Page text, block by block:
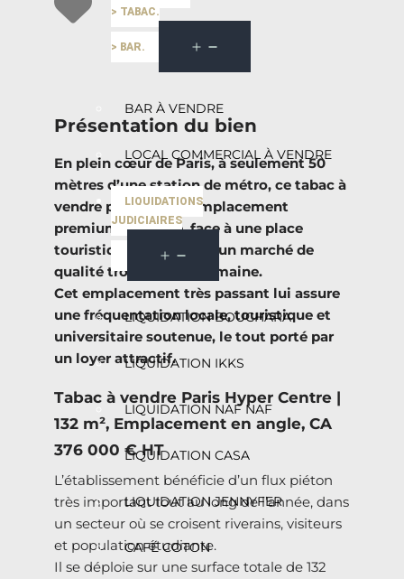
> TABAC.
> BAR.
BAR À VENDRE
LOCAL COMMERCIAL À VENDRE
LIQUIDATIONS
JUDICIAIRES
LIQUIDATION BOUCHARA
LIQUIDATION IKKS
LIQUIDATION NAF NAF
LIQUIDATION CASA
LIQUIDATION JENNYFER
CAFÉ COTON
Présentation du bien
En plein cœur de Paris, à seulement 50
mètres d’une station de métro, ce tabac à
vendre profite d’un emplacement
premium en angle, face à une place
touristique animée par un marché de
qualité trois fois par semaine.
Cet emplacement très passant lui assure
une fréquentation locale, touristique et
universitaire soutenue, le tout porté par
un loyer attractif.
Tabac à vendre Paris Hyper Centre |
132 m², Emplacement en angle, CA
376 000 € HT
L’établissement bénéficie d’un flux piéton
très important tout au long de l’année, dans
un secteur où se croisent riverains, visiteurs
et population étudiante.
Il se déploie sur une surface totale de 132